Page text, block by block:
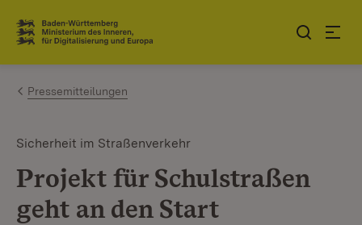
Zum Inhalt springen
Link zur Startseite
Pressemitteilungen
Sicherheit im Straßenverkehr
Projekt für Schulstraßen
geht an den Start